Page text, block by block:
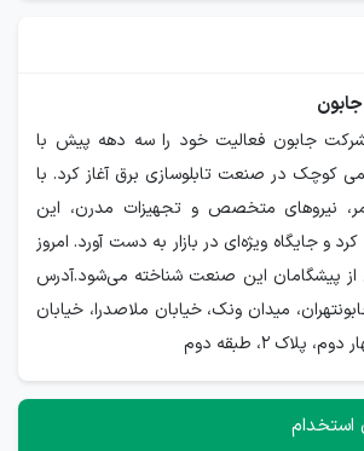
جابون فعالیت خود را سه دهه پیش با
کوچک در صنعت تابلوسازی برق آغاز کرد. با
نیروهای متخصص و تجهیزات مدرن، این
و جایگاه ویژه‌ای در بازار به دست آورد. امروز
از پیشگامان این صنعت شناخته می‌شود.آدرس
ميدان ونک، خيابان ملاصدرا، خيابان
2، طبقه دوم
استخدام